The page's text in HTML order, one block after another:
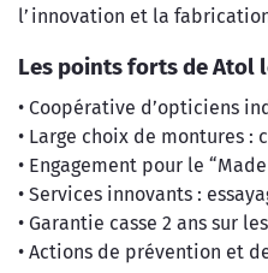
l’innovation et la
Les points forts de Atol
• Coopérative d’opticiens
• Large choix de montures
• Engagement pour le
• Services innovants :
• Garantie casse 2 ans sur
• Actions de prévention et